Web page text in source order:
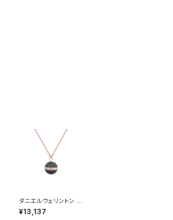
ダニエルウェリントン D
ANIEL WELLINGTON
ネックレス レディース
¥13,137